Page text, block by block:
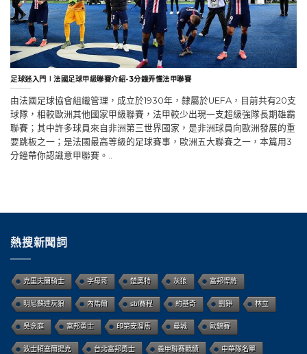
足球迷入門∣法國足球甲級聯賽介紹-3分鐘弄懂法甲聯賽
由法國足球協會組織管理，成立於1930年，隸屬於UEFA，目前共有20支
球隊，相較歐洲其他國家甲級聯賽，法甲較少出現一支超級強隊長期雄霸
聯賽；其中許多球員來自非洲第三世界國家，是非洲球員向歐洲發展的重
要跳板之一；是法國最高等級的足球賽事，歐洲五大聯賽之一，本篇用3
分鐘帶你認識意甲聯賽。..
熱搜新聞詞
克里夫蘭騎士 字母哥 楚奧特 灰狼 富邦悍將
明尼蘇達灰狼 內馬爾 sbl賽程 約基奇 劉錚 林立
吳念庭 富邦勇士 印第安溜馬 曼城 歐錦賽
波士頓塞爾提克 台北富邦勇士 義甲聯賽戰績 中華隊名單